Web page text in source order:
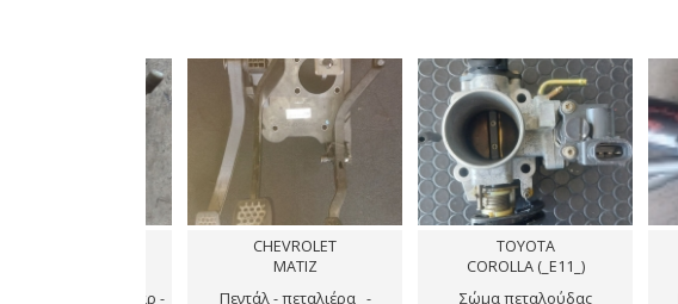
Πεντάλ - πεταλιέρα -
Σώμα πεταλούδας
AVEO Hatchback
Μοτέρ